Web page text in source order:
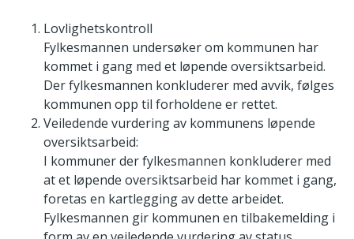
Lovlighetskontroll
Fylkesmannen undersøker om kommunen har
kommet i gang med et løpende oversiktsarbeid.
Der fylkesmannen konkluderer med avvik, følges
kommunen opp til forholdene er rettet.
Veiledende vurdering av kommunens løpende
oversiktsarbeid:
I kommuner der fylkesmannen konkluderer med
at et løpende oversiktsarbeid har kommet i gang,
foretas en kartlegging av dette arbeidet.
Fylkesmannen gir kommunen en tilbakemelding i